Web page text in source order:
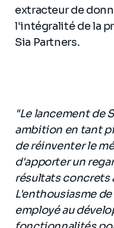
extracteur de
l'intégralité de la
Sia Partners.
"Le lancement de
ambition en tant
de réinventer le
d'apporter un
résultats concrets
L'enthousiasme
employé au